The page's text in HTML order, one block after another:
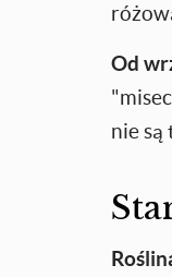
Od
nie są